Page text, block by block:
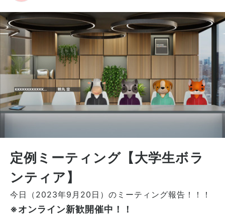
定例ミーティング【大学生ボラ
ンティア】
今日（2023年9月20日）のミーティング報告！！！
※オンライン新歓開催中！！